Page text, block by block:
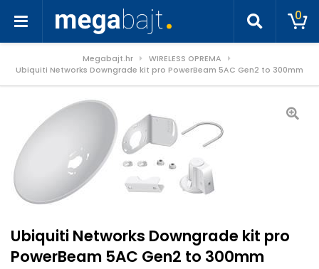
0
Megabajt.hr
WIRELESS OPREMA
Ubiquiti Networks Downgrade kit pro PowerBeam 5AC Gen2 to 300mm
Ubiquiti Networks Downgrade kit pro
PowerBeam 5AC Gen2 to 300mm